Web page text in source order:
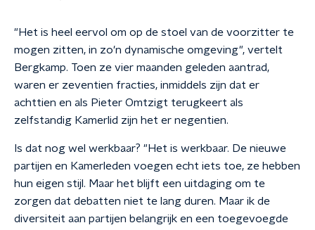
"Het is heel eervol om op de stoel van de voorzitter te
mogen zitten, in zo'n dynamische omgeving", vertelt
Bergkamp. Toen ze vier maanden geleden aantrad,
waren er zeventien fracties, inmiddels zijn dat er
achttien en als Pieter Omtzigt terugkeert als
zelfstandig Kamerlid zijn het er negentien.
Is dat nog wel werkbaar? "Het is werkbaar. De nieuwe
partijen en Kamerleden voegen echt iets toe, ze hebben
hun eigen stijl. Maar het blijft een uitdaging om te
zorgen dat debatten niet te lang duren. Maar ik de
diversiteit aan partijen belangrijk en een toegevoegde